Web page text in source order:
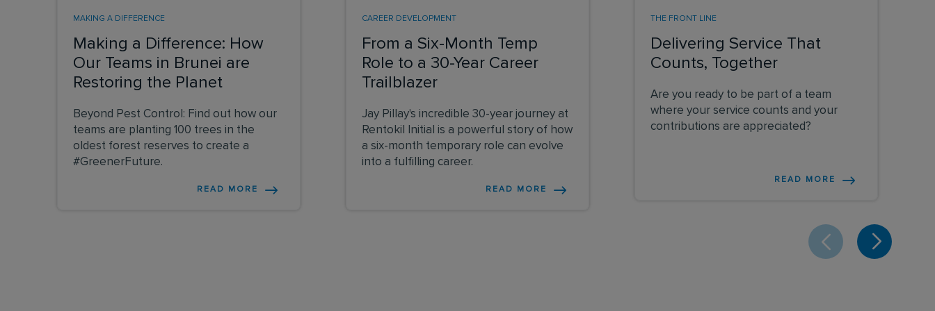
Making a Difference: How
Our Teams in Brunei are
Restoring the Planet
MAKING A DIFFERENCE
Beyond Pest Control: Find out how our
teams are planting 100 trees in the
oldest forest reserves to create a
#GreenerFuture.
READ MORE
From a Six-Month Temp
Role to a 30-Year Career
Trailblazer
CAREER DEVELOPMENT
Jay Pillay's incredible 30-year journey at
Rentokil Initial is a powerful story of how
a six-month temporary role can evolve
into a fulfilling career.
READ MORE
Delivering Service That
Counts, Together
THE FRONT LINE
Are you ready to be part of a team
where your service counts and your
contributions are appreciated?
READ MORE